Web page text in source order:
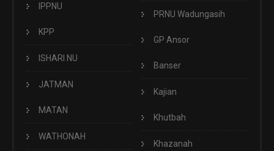
IPPNU
KPP
ISHARI NU
JATMAN
MATAN
WATHONAH
PRNU Wadungasih
GP Ansor
Banser
Kajian
Khutbah
Khazanah